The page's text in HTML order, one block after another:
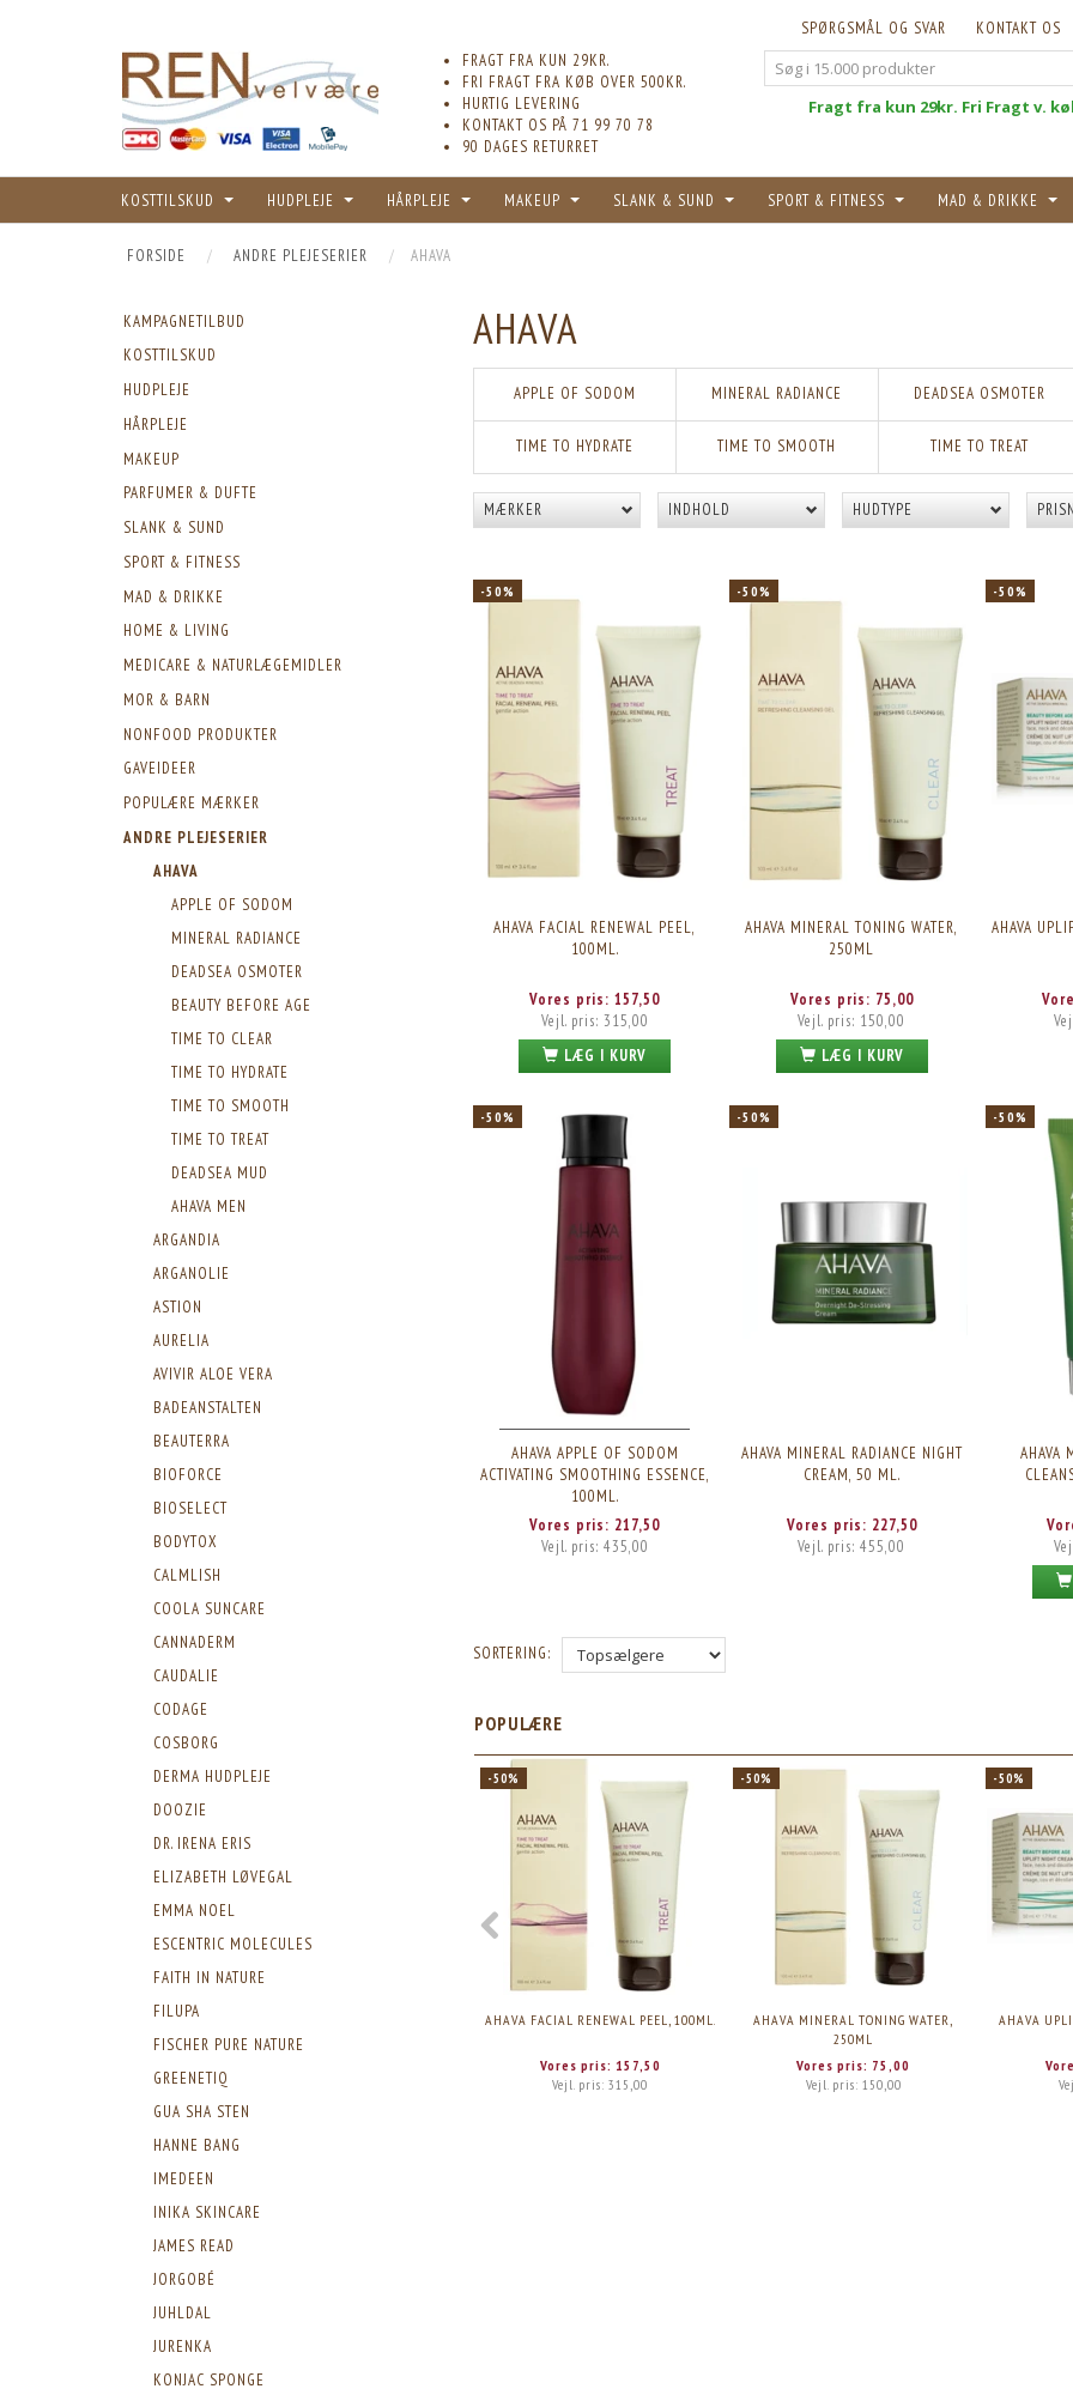
KONTAKT OS
SPØRGSMÅL OG SVAR
FRAGT FRA KUN 29KR.
FRI FRAGT FRA KØB OVER 500KR.
HURTIG LEVERING
KONTAKT OS PÅ 71 99 70 78
90 DAGES RETURRET
Fragt fra kun 29kr. Fri Fragt v.
KOSTTILSKUD HUDPLEJE HÅRPLEJE MAKEUP SLANK & SUND SPORT & FITNESS MAD & DRIKKE
FORSIDE ANDRE PLEJESERIER AHAVA
KAMPAGNETILBUD
KOSTTILSKUD
HUDPLEJE
HÅRPLEJE
MAKEUP
PARFUMER & DUFTE
SLANK & SUND
SPORT & FITNESS
MAD & DRIKKE
HOME & LIVING
MEDICARE & NATURLÆGEMIDLER
MOR & BARN
NONFOOD PRODUKTER
GAVEIDEER
POPULÆRE MÆRKER
ANDRE PLEJESERIER
AHAVA
APPLE OF SODOM
MINERAL RADIANCE
DEADSEA OSMOTER
BEAUTY BEFORE AGE
TIME TO CLEAR
TIME TO HYDRATE
TIME TO SMOOTH
TIME TO TREAT
DEADSEA MUD
AHAVA MEN
ARGANDIA
ARGANOLIE
ASTION
AURELIA
AVIVIR ALOE VERA
BADEANSTALTEN
BEAUTERRA
BIOFORCE
BIOSELECT
BODYTOX
CALMLISH
COOLA SUNCARE
CANNADERM
CAUDALIE
CODAGE
COSBORG
DERMA HUDPLEJE
DOOZIE
DR. IRENA ERIS
ELIZABETH LØVEGAL
EMMA NOEL
ESCENTRIC MOLECULES
FAITH IN NATURE
FILUPA
FISCHER PURE NATURE
GREENETIQ
GUA SHA STEN
HANNE BANG
IMEDEEN
INIKA SKINCARE
JAMES READ
JORGOBÉ
JUHLDAL
JURENKA
KONJAC SPONGE
AHAVA
APPLE OF SODOM MINERAL RADIANCE DEADSEA OSMOTER
TIME TO HYDRATE TIME TO SMOOTH TIME TO TREAT
MÆRKER INDHOLD HUDTYPE
-50%
AHAVA FACIAL RENEWAL PEEL,
100ML.
Vores pris:157,50
Vejl. pris: 315,00
LÆG I KURV
-50%
AHAVA MINERAL TONING WATER,
250ML
Vores pris: 75,00
Vejl. pris: 150,00
LÆG I KURV
-50%
AHAVA
-50%
AHAVA APPLE OF SODOM
ACTIVATING SMOOTHING ESSENCE,
100ML.
Vores pris: 217,50
Vejl. pris: 435,00
-50%
AHAVA MINERAL RADIANCE NIGHT
CREAM, 50 ML.
Vores pris: 227,50
Vejl. pris:455,00
-50%
AHAVA
SORTERING:
POPULÆRE
-50%
AHAVA FACIAL RENEWAL PEEL, 100ML.
Vores pris: 157,50
Vejl. pris:315,00
-50%
AHAVA MINERAL TONING WATER,
250ML
Vores pris: 75,00
Vejl. pris: 150,00
-50%
AHAVA